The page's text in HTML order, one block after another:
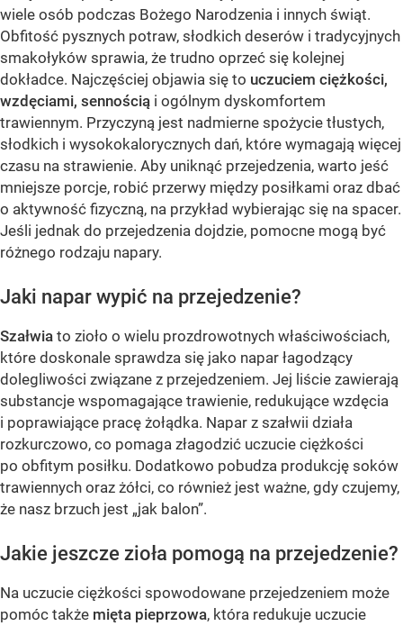
wiele osób podczas Bożego Narodzenia i innych świąt.
Obfitość pysznych potraw, słodkich deserów i tradycyjnych
smakołyków sprawia, że trudno oprzeć się kolejnej
dokładce. Najczęściej objawia się to uczuciem ciężkości,
wzdęciami, sennością i ogólnym dyskomfortem
trawiennym. Przyczyną jest nadmierne spożycie tłustych,
słodkich i wysokokalorycznych dań, które wymagają więcej
czasu na strawienie. Aby uniknąć przejedzenia, warto jeść
mniejsze porcje, robić przerwy między posiłkami oraz dbać
o aktywność fizyczną, na przykład wybierając się na spacer.
Jeśli jednak do przejedzenia dojdzie, pomocne mogą być
różnego rodzaju napary.
Jaki napar wypić na przejedzenie?
Szałwia to zioło o wielu prozdrowotnych właściwościach,
które doskonale sprawdza się jako napar łagodzący
dolegliwości związane z przejedzeniem. Jej liście zawierają
substancje wspomagające trawienie, redukujące wzdęcia
i poprawiające pracę żołądka. Napar z szałwii działa
rozkurczowo, co pomaga złagodzić uczucie ciężkości
po obfitym posiłku. Dodatkowo pobudza produkcję soków
trawiennych oraz żółci, co również jest ważne, gdy czujemy,
że nasz brzuch jest „jak balon”.
Jakie jeszcze zioła pomogą na przejedzenie?
Na uczucie ciężkości spowodowane przejedzeniem może
pomóc także mięta pieprzowa, która redukuje uczucie